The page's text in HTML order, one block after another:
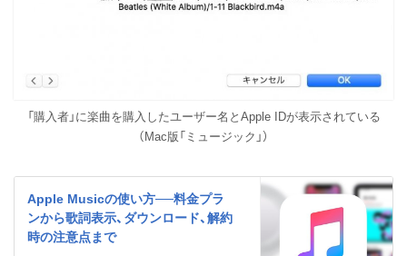
「購入者」に楽曲を購入したユーザー名とApple IDが表示されている
（Mac版「ミュージック」）
Apple Musicの使い方──料金プラ
ンから歌詞表示、ダウンロード、解約
時の注意点まで